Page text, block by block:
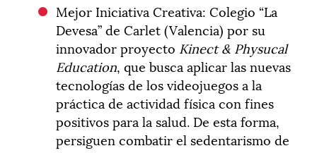
Mejor Iniciativa Creativa: Colegio “La
Devesa” de Carlet (Valencia) por su
innovador proyecto Kinect & Physucal
Education, que busca aplicar las nuevas
tecnologías de los videojuegos a la
práctica de actividad física con fines
positivos para la salud. De esta forma,
persiguen combatir el sedentarismo de